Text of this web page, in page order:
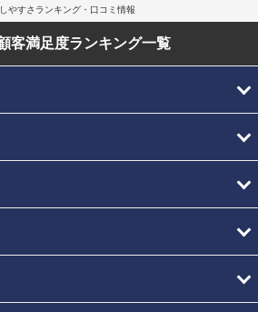
やすさランキング・口コミ情報
客満足度ランキング一覧